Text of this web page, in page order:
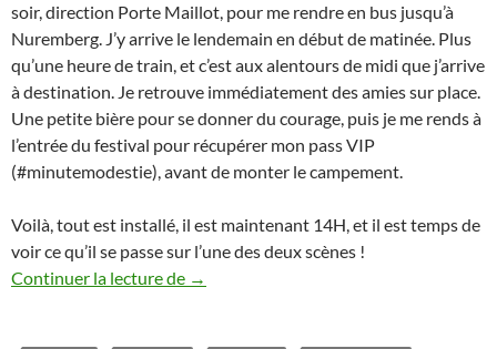
soir, direction Porte Maillot, pour me rendre en bus jusqu’à
Nuremberg. J’y arrive le lendemain en début de matinée. Plus
qu’une heure de train, et c’est aux alentours de midi que j’arrive
à destination. Je retrouve immédiatement des amies sur place.
Une petite bière pour se donner du courage, puis je me rends à
l’entrée du festival pour récupérer mon pass VIP
(#minutemodestie), avant de monter le campement.
Voilà, tout est installé, il est maintenant 14H, et il est temps de
voir ce qu’il se passe sur l’une des deux scènes !
Continuer la lecture de Ragnarök Festival 2017
→